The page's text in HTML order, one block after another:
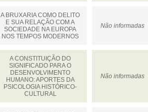
A BRUXARIA COMO DELITO
E SUA RELAÇÃO COM A
SOCIEDADE NA EUROPA
NOS TEMPOS MODERNOS
Não informadas
A CONSTITUIÇÃO DO
SIGNIFICADO PARA O
DESENVOLVIMENTO
HUMANO: APORTES DA
PSICOLOGIA HISTÓRICO-
CULTURAL
Não informadas